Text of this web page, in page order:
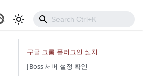
구글 크롬 플러그인 설치
JBoss 서버 설정 확인